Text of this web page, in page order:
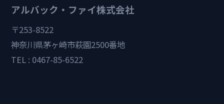
アルバック・ファイ株式会社
〒253-8522
神奈川県茅ヶ崎市萩園2500番地
TEL : 0467-85-6522